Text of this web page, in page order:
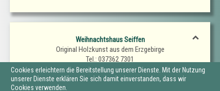
Weihnachtshaus Seiffen
Original Holzkunst aus dem Erzgebirge
Tel.: 037362 7301
Fax.: 037362 7302
E-Mail: SeiffenerWeihnachtshaus@t-online.de
Cookies erleichtern die Bereitstellung unserer Dienste. Mit der Nutzung
unserer Dienste erklären Sie sich damit einverstanden, dass wir
Cookies verwenden.